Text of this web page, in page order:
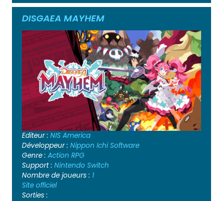
DISGAEA MAYHEM
Editeur : NIS America
Développeur : Nippon Ichi Software
Genre : Action RPG
Support : Nintendo Switch
Nombre de joueurs : 1
Site officiel
Sorties :